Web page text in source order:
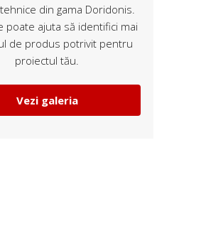
din gama Doridonis.
poate ajuta să identifici mai
de produs potrivit pentru
proiectul tău.
Vezi galeria